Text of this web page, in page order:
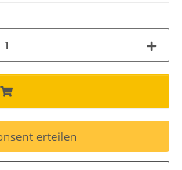
erteilen